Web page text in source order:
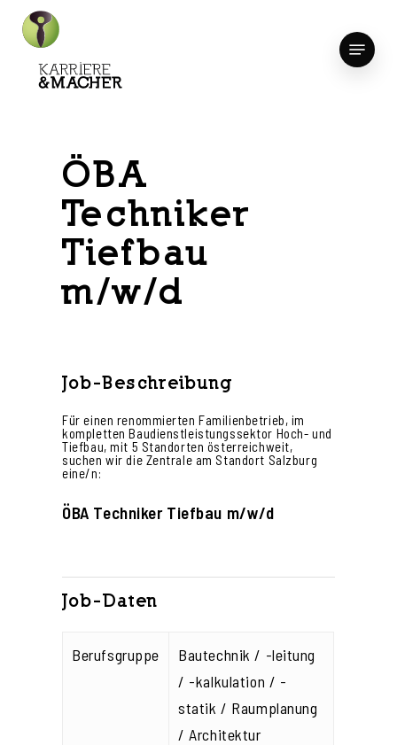
Skip
content
Menu
ÖBA
Techniker
Tiefbau
m/w/d
Job-Beschreibung
Für einen renommierten Familienbetrieb, im
kompletten Baudienstleistungssektor Hoch- und
Tiefbau, mit 5 Standorten österreichweit,
suchen wir die Zentrale am Standort Salzburg
eine/n:
ÖBA Techniker Tiefbau m/w/d
Job-Daten
Berufsgruppe
Bautechnik / -leitung
/ -kalkulation / -
statik / Raumplanung
/ Architektur
Close